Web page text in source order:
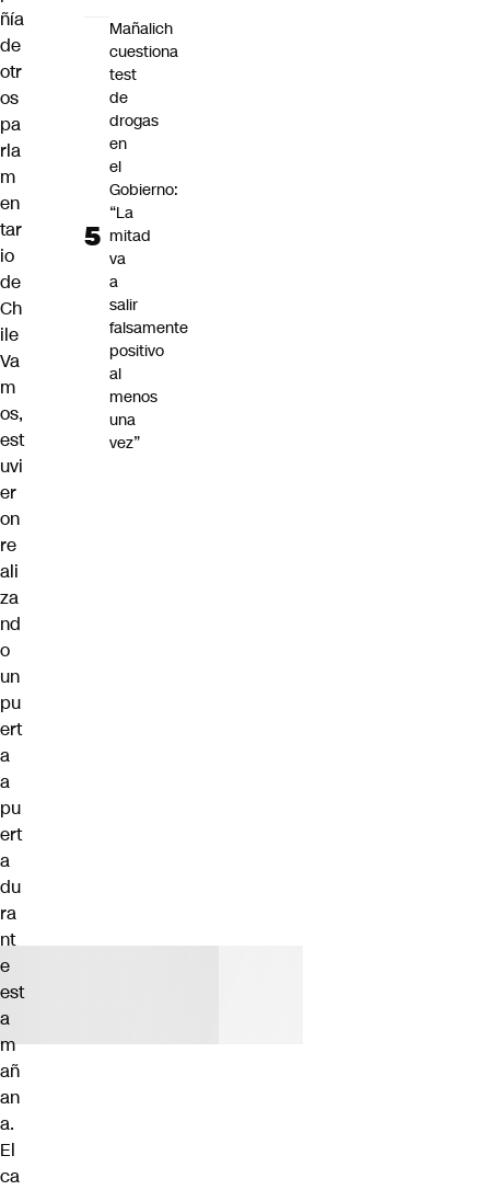
ñía
de
otr
os
pa
rla
m
en
tar
io
de
Ch
ile
Va
m
os,
est
uvi
er
on
re
ali
za
nd
o
un
pu
ert
a
a
pu
ert
a
du
ra
nt
e
est
a
m
añ
an
a.
El
ca
Mañalich
cuestiona
test
de
drogas
en
el
Gobierno:
“La
mitad
va
a
salir
falsamente
positivo
al
menos
una
vez”